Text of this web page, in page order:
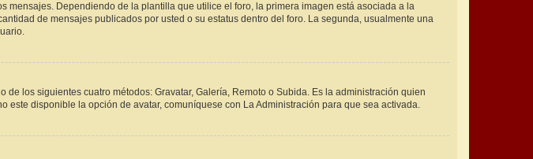
Dependiendo de la plantilla que utilice el foro, la primera imagen está asociada a la
de mensajes publicados por usted o su estatus dentro del foro. La segunda, usualmente una
los siguientes cuatro métodos: Gravatar, Galería, Remoto o Subida. Es la administración quien
disponible la opción de avatar, comuníquese con La Administración para que sea activada.